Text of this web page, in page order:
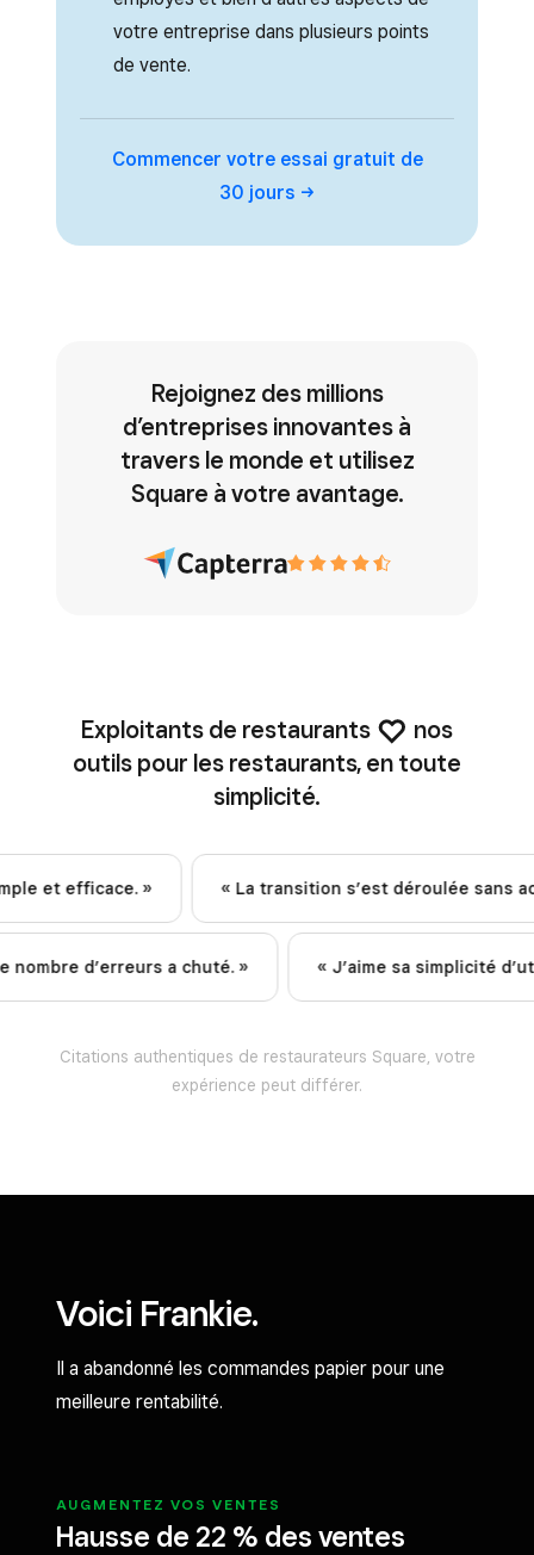
votre entreprise dans plusieurs points
de vente.
Commencer votre essai gratuit de
30 jours
Rejoignez des millions
d’entreprises innovantes à
travers le monde et utilisez
Square à votre avantage.
Exploitants de restaurants
nos
outils pour les restaurants, en toute
simplicité.
efficace. » « La transition s’est déroulée sans accroc.
« Notre nombre d’erreurs a chuté. » « J’aime sa
Citations authentiques de restaurateurs Square, votre
expérience peut différer.
Voici Frankie.
Il a abandonné les commandes papier pour une
meilleure rentabilité.
AUGMENTEZ VOS VENTES
Hausse de 22 % des ventes